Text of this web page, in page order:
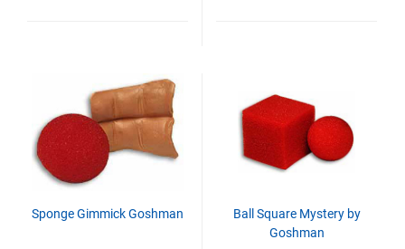
Sponge Gimmick Goshman
Ball Square Mystery by
Goshman